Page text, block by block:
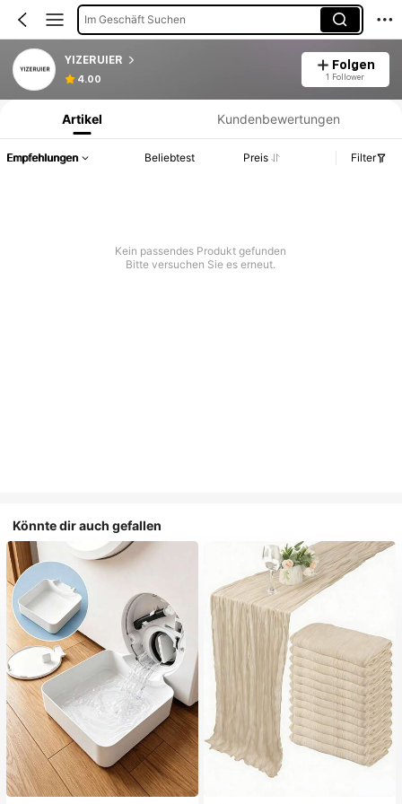
Im Geschäft Suchen
YIZERUIER
4.00
Folgen
1 Follower
Produktinformation: Preisangabe, Verkaufs- und Lagerbestandsdetails.
Artikel Kundenbewertungen
Empfehlungen Beliebtest Preis Filter
Kein passendes Produkt gefunden
Bitte versuchen Sie es erneut.
Könnte dir auch gefallen